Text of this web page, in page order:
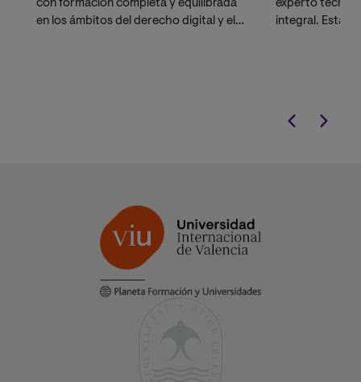
con formación completa y equilibrada
en los ámbitos del derecho digital y el
experto
integral. Esta